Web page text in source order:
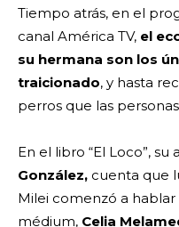
Tiempo atrás, en el
canal América TV, el
su hermana son los
traicionado, y hasta
perros que las
En el libro “El Loco”,
González, cuenta que
Milei comenzó a
médium, Celia